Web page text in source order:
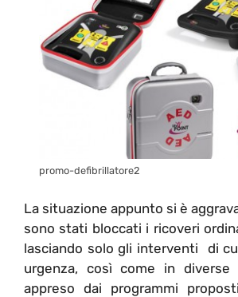
promo-defibrillatore2
La situazione appunto si è
sono stati bloccati i ricoveri
lasciando solo gli interventi di
urgenza, così come in diverse
appreso dai programmi